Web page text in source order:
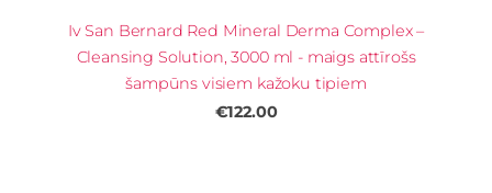
Iv San Bernard Red Mineral Derma Complex –
Cleansing Solution, 3000 ml - maigs attīrošs
šampūns visiem kažoku tipiem
€122.00